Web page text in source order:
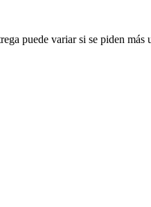
puede variar si se piden más